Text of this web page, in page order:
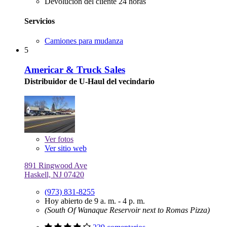
Servicios
Camiones para mudanza
5
Americar & Truck Sales
Distribuidor de U-Haul del vecindario
Verfotos
Ver sitio web
891 Ringwood Ave
Haskell, NJ 07420
(973) 831-8255
Hoy abierto de 9 a. m. - 4 p. m.
(South Of Wanaque Reservoir next to Romas Pizza)